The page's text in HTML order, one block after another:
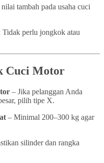
tambah pada usaha cuci
Tidak perlu jongkok atau
Cuci Motor
– Jika pelanggan Anda
pilih tipe X.
– Minimal 200–300 kg agar
silinder dan rangka